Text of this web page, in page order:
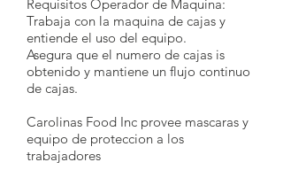
Requisitos Operador de Maquina:
Trabaja con la maquina de cajas y
entiende el uso del equipo.
Asegura que el numero de cajas is
obtenido y mantiene un flujo continuo
de cajas. ​
Carolinas Food Inc provee mascaras y
equipo de proteccion a los
trabajadores